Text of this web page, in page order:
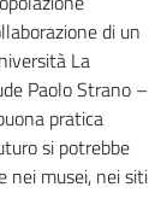
di un
La
Paolo Strano –
pratica
si potrebbe
nei musei, nei siti